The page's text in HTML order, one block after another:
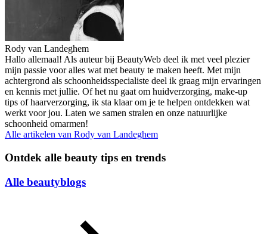
Rody van Landeghem
Hallo allemaal! Als auteur bij BeautyWeb deel ik met veel plezier
mijn passie voor alles wat met beauty te maken heeft. Met mijn
achtergrond als schoonheidsspecialiste deel ik graag mijn ervaringen
en kennis met jullie. Of het nu gaat om huidverzorging, make-up
tips of haarverzorging, ik sta klaar om je te helpen ontdekken wat
werkt voor jou. Laten we samen stralen en onze natuurlijke
schoonheid omarmen!
Alle artikelen van Rody van Landeghem
Ontdek alle beauty tips en trends
Alle beautyblogs